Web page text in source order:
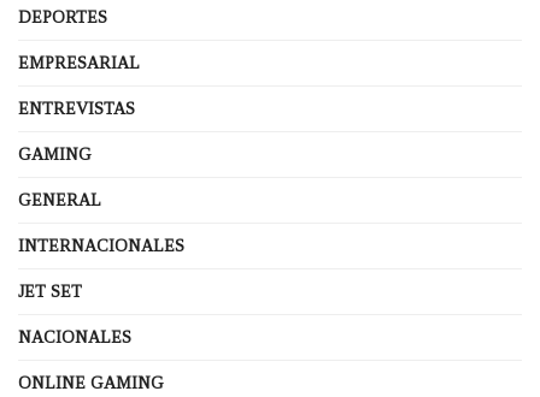
DEPORTES
EMPRESARIAL
ENTREVISTAS
GAMING
GENERAL
INTERNACIONALES
JET SET
NACIONALES
ONLINE GAMING